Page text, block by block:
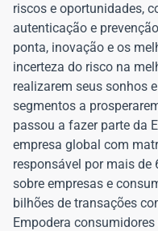
riscos e oportunidades,
autenticação e
ponta, inovação e os
incerteza do risco na
realizarem seus sonhos
segmentos a
passou a fazer parte da
empresa global com
responsável por mais
sobre empresas e
bilhões de transações
Empodera